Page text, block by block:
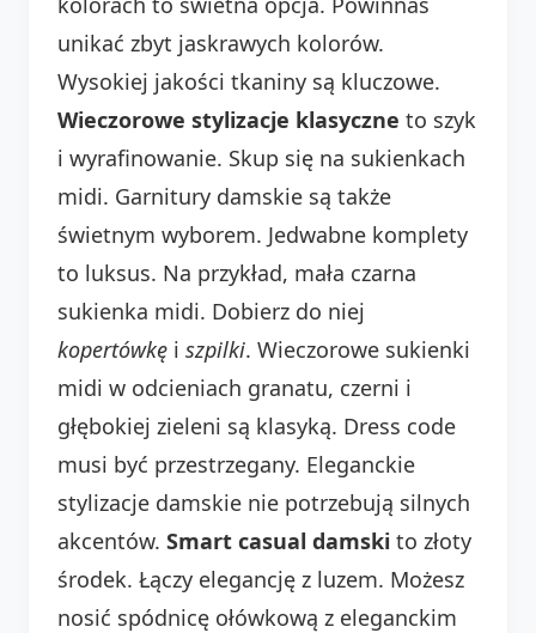
unikać zbyt jaskrawych kolorów.
Wysokiej jakości tkaniny są kluczowe.
Wieczorowe stylizacje klasyczne to szyk
i wyrafinowanie. Skup się na sukienkach
midi. Garnitury damskie są także
świetnym wyborem. Jedwabne komplety
to luksus. Na przykład, mała czarna
sukienka midi. Dobierz do niej
kopertówkę i szpilki. Wieczorowe sukienki
midi w odcieniach granatu, czerni i
głębokiej zieleni są klasyką. Dress code
musi być przestrzegany. Eleganckie
stylizacje damskie nie potrzebują silnych
akcentów. Smart casual damski to złoty
środek. Łączy elegancję z luzem. Możesz
nosić spódnicę ołówkową z eleganckim